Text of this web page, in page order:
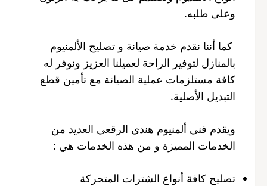
وعلى طلبه.
كما أننا نقدم خدمة صيانة و تصليح الألمنيوم
بالمنازل لتوفير الراحة لعميلنا العزيز ونوفر له
كافة مستلزمات عملية الصيانة مع تأمين قطع
التبديل الأصلية.
ويقدم فني ألمنيوم هندي الرقعي العديد من
الخدمات المميزة و من هذه الخدمات هي :
تصليح كافة أنواع الشترات المتحركة